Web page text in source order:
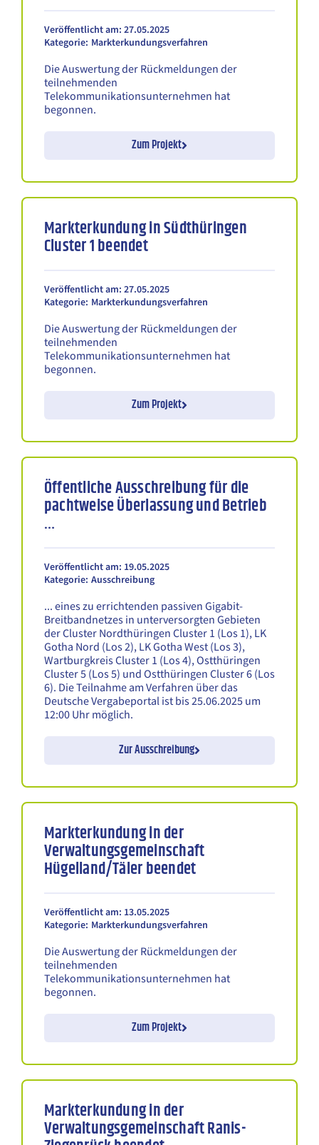
Veröffentlicht am: 27.05.2025
Kategorie: Markterkundungsverfahren
Die Auswertung der Rückmeldungen der
teilnehmenden
Telekommunikationsunternehmen hat
begonnen.
Zum Projekt
Markterkundung in Südthüringen
Cluster 1 beendet
Veröffentlicht am: 27.05.2025
Kategorie: Markterkundungsverfahren
Die Auswertung der Rückmeldungen der
teilnehmenden
Telekommunikationsunternehmen hat
begonnen.
Zum Projekt
Öffentliche Ausschreibung für die
pachtweise Überlassung und Betrieb
…
Veröffentlicht am: 19.05.2025
Kategorie: Ausschreibung
... eines zu errichtenden passiven Gigabit-
Breitbandnetzes in unterversorgten Gebieten
der Cluster Nordthüringen Cluster 1 (Los 1), LK
Gotha Nord (Los 2), LK Gotha West (Los 3),
Wartburgkreis Cluster 1 (Los 4), Ostthüringen
Cluster 5 (Los 5) und Ostthüringen Cluster 6 (Los
6). Die Teilnahme am Verfahren über das
Deutsche Vergabeportal ist bis 25.06.2025 um
12:00 Uhr möglich.
Zur Ausschreibung
Markterkundung in der
Verwaltungsgemeinschaft
Hügelland/Täler beendet
Veröffentlicht am: 13.05.2025
Kategorie: Markterkundungsverfahren
Die Auswertung der Rückmeldungen der
teilnehmenden
Telekommunikationsunternehmen hat
begonnen.
Zum Projekt
Markterkundung in der
Verwaltungsgemeinschaft Ranis-